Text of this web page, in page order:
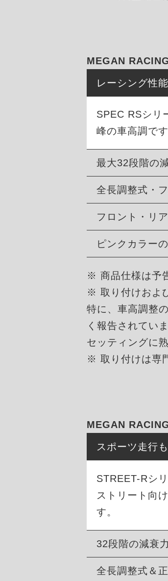
MEGAN
レーシング性
SPEC RSシリ
峰の車高調で
最大32段階の
全長調整式・
フロント・リ
ピンクカラー
※ 商品仕様は予
※ 取り付けおよ
特に、車高調整
く報告されていま
セッティングに
※ 取り付けは専
MEGAN
スポーツ走行
STREET-Rシ
ストリート向
す。
32段階の減衰
全長調整式＆